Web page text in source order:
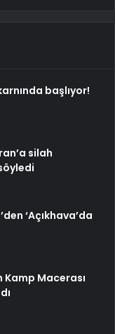
başlıyor!
silah
‘Açıkhava’da
Macerası